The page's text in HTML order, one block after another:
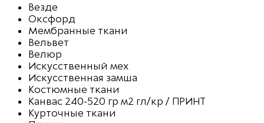
Везде
Оксфорд
Мембранные ткани
Вельвет
Велюр
Искусственный мех
Искусственная замша
Костюмные ткани
Канвас 240-520 гр м2 гл/кр / ПРИНТ
Курточные ткани